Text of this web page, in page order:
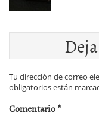
Tu dirección de correo
obligatorios están
Comentario*